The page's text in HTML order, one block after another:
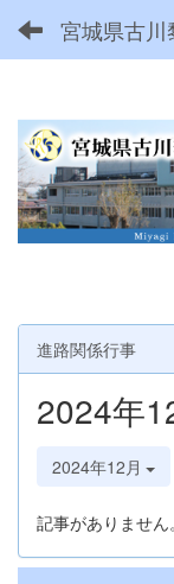
進路関係行事
2024年
2024年12月
記事がありません。